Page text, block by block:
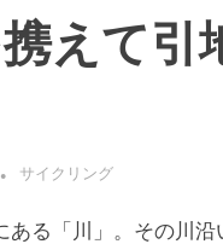
えて引
サイクリング
ある「川」。その川